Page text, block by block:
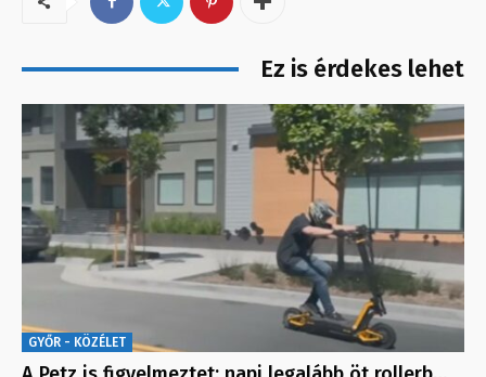
Ez is érdekes lehet
GYŐR - KÖZÉLET